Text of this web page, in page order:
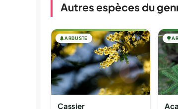
Autres espèces du
🌲ARBUSTE
Cassier
🌳